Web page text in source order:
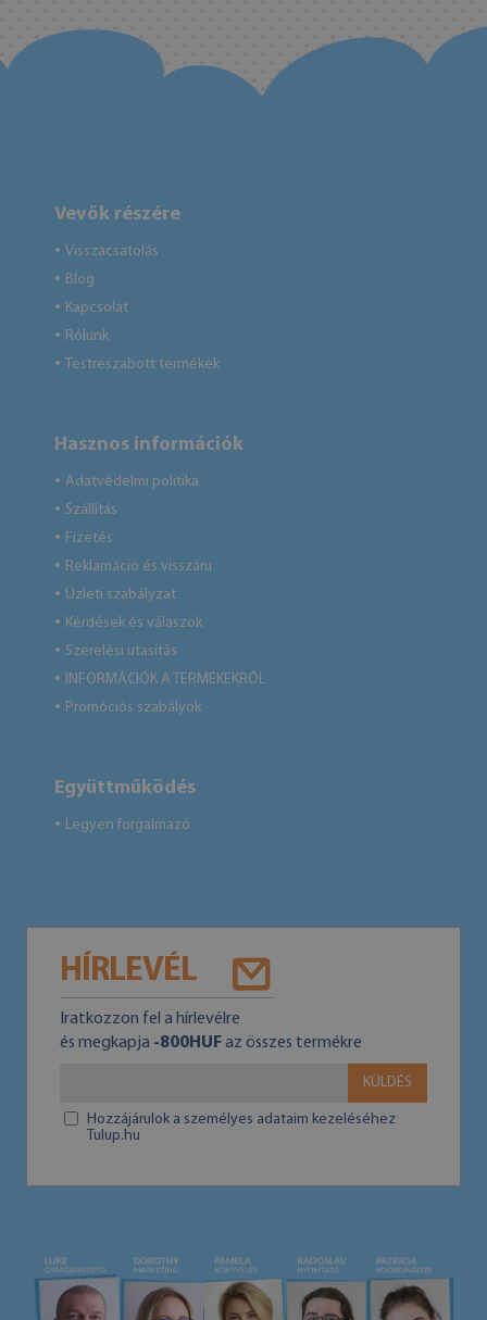
Vevők részére
● Visszacsatolás
● Blog
● Kapcsolat
● Rólunk
● Testreszabott termékek
Hasznos információk
● Adatvédelmi politika
● Szállítás
● Fizetés
● Reklamáció és visszáru
● Üzleti szabályzat
● Kérdések és válaszok
● Szerelési utasítás
● INFORMÁCIÓK A TERMÉKEKRŐL
● Promóciós szabályok
Együttműködés
● Legyen forgalmazó
HÍRLEVÉL
Iratkozzon fel a hírlevélre
és megkapja -800HUFaz összes termékre
KÜLDÉS
Hozzájárulok a személyes adataim kezeléséhez
Tulup.hu